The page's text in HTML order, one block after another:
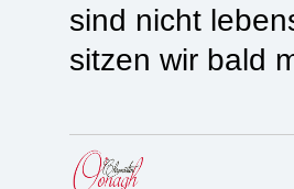
sind nicht
sitzen wir bald